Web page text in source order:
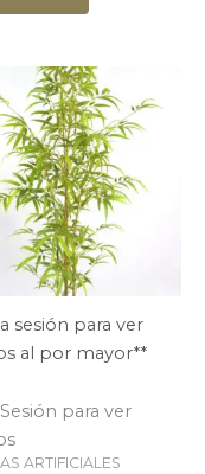
sesión para ver
al por mayor**
para ver
ARTIFICIALES